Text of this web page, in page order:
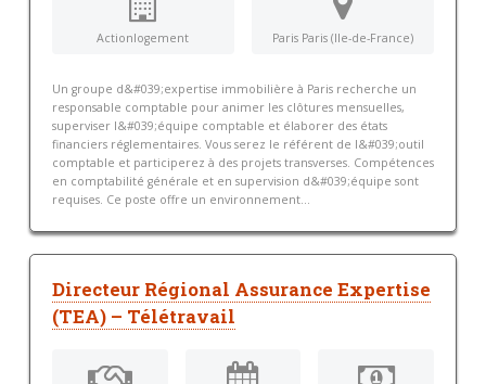
Actionlogement Paris Paris (Ile-de-France)
Un groupe d&#039;expertise immobilière à Paris recherche un
responsable comptable pour animer les clôtures mensuelles,
superviser l&#039;équipe comptable et élaborer des états
financiers réglementaires. Vous serez le référent de l&#039;outil
comptable et participerez à des projets transverses. Compétences
en comptabilité générale et en supervision d&#039;équipe sont
requises. Ce poste offre un environnement...
Directeur Régional Assurance Expertise
(TEA) – Télétravail